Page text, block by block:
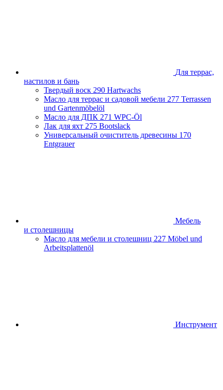
Для террас,
настилов и бань
Твердый воск 290 Hartwachs
Масло для террас и садовой мебели 277 Terrassen
und Gartenmöbelöl
Масло для ДПК 271 WPC-Öl
Лак для яхт 275 Bootslack
Универсальный очиститель древесины 170
Entgrauer
Мебель
и столешницы
Масло для мебели и столешниц 227 Möbel und
Arbeitsplattenöl
Инструмент